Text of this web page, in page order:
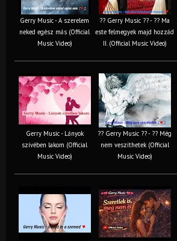
Gerry Music - A szerelem
neked egész más (Official
Music Video)
?? Gerry Music ?? - ?? Ma
este felmegyek majd hozzád
II. (Official Music Video)
Gerry Music - Lányok
szívében lakom (Official
Music Video)
?? Gerry Music ?? - ?? Még
nem veszíthetek (Official
Music Video)